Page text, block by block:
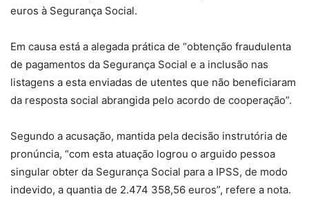
euros à Segurança Social.
Em causa está a alegada prática de “obtenção fraudulenta
de pagamentos da Segurança Social e a inclusão nas
listagens a esta enviadas de utentes que não beneficiaram
da resposta social abrangida pelo acordo de cooperação”.
Segundo a acusação, mantida pela decisão instrutória de
pronúncia, “com esta atuação logrou o arguido pessoa
singular obter da Segurança Social para a IPSS, de modo
indevido, a quantia de 2.474 358,56 euros”, refere a nota.